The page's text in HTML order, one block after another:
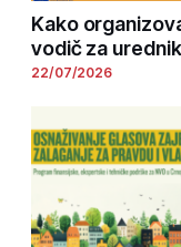
Kako
vodič za
22/07/2026